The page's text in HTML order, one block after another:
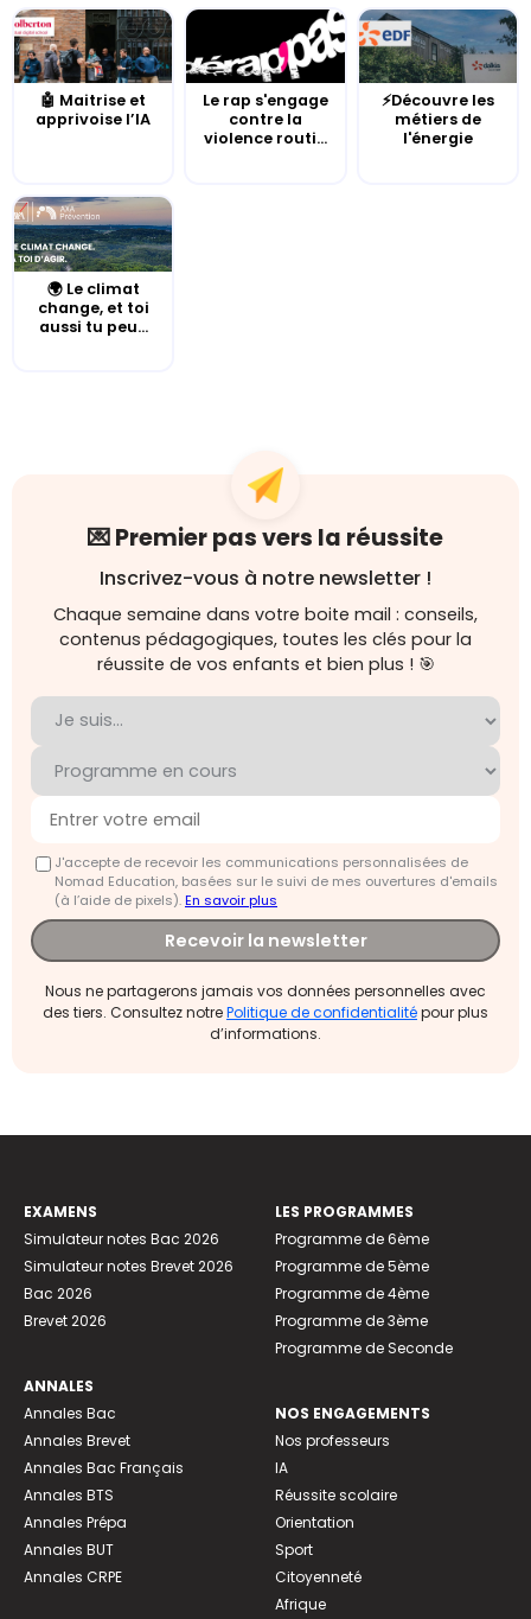
🤖 Maitrise et
apprivoise l’IA
Le rap s'engage
contre la
violence routi...
⚡Découvre les
métiers de
l'énergie
🌍 Le climat
change, et toi
aussi tu peu...
💌 Premier pas vers la réussite
Inscrivez-vous à notre newsletter !
Chaque semaine dans votre boite mail : conseils,
contenus pédagogiques, toutes les clés pour la
réussite de vos enfants et bien plus ! 🎯
J'accepte de recevoir les communications personnalisées de
Nomad Education, basées sur le suivi de mes ouvertures d'emails
(à l’aide de pixels).En savoir plus
Recevoir la newsletter
Nous ne partagerons jamais vos données personnelles avec
des tiers. Consultez notrePolitique de confidentialitépour plus
d’informations.
EXAMENS
Simulateur notes Bac 2026
Simulateur notes Brevet 2026
Bac 2026
Brevet 2026
ANNALES
Annales Bac
Annales Brevet
Annales Bac Français
Annales BTS
Annales Prépa
Annales BUT
Annales CRPE
LES PROGRAMMES
Programme de 6ème
Programme de 5ème
Programme de 4ème
Programme de 3ème
Programme de Seconde
NOS ENGAGEMENTS
Nos professeurs
IA
Réussite scolaire
Orientation
Sport
Citoyenneté
Afrique